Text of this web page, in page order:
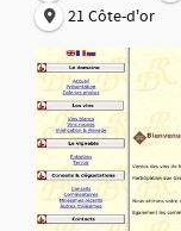
21 Côte-d'or